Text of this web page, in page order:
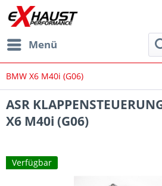
Menü
BMW X6 M40i (G06)
ASR
X6 M40i (G06)
Verfügbar